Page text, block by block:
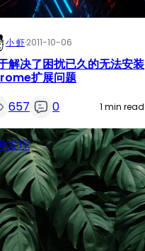
小 虾·2011-10-06
解决了困扰已久的无法安装
扩展问题
657
0 1 min read
发现